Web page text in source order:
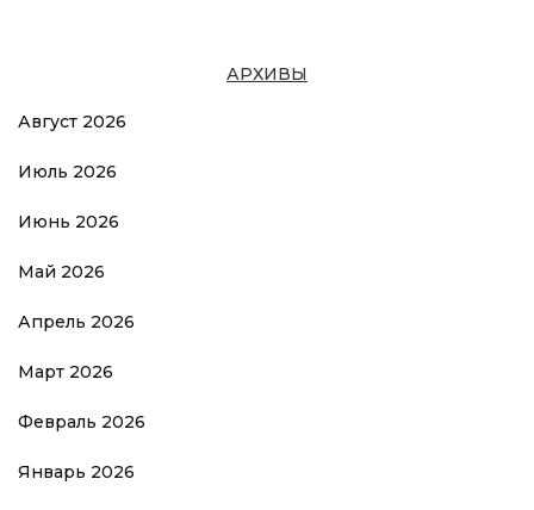
АРХИВЫ
Август 2026
Июль 2026
Июнь 2026
Май 2026
Апрель 2026
Март 2026
Февраль 2026
Январь 2026